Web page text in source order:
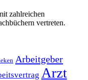
zahlreichen
vertreten.
Arbeitgeber
Arzt